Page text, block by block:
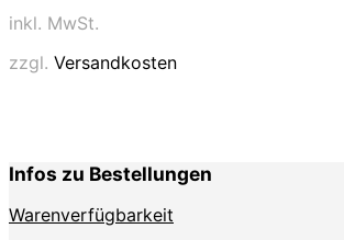
auf.
der
Produktseite
gewählt
inkl. MwSt.
zzgl. Versandkosten
Infos zu Bestellungen
Warenverfügbarkeit